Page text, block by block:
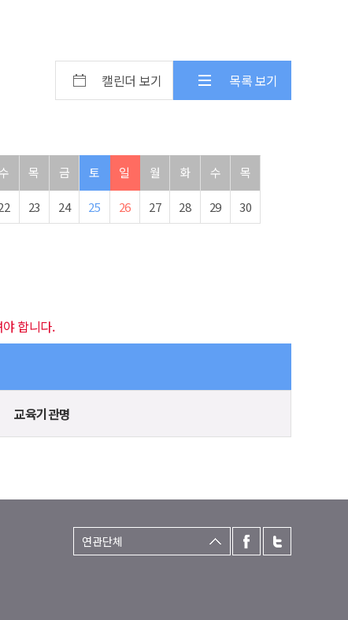
캘린더 보기 목록 보기
목 금 토 일 월 화 수 목
23 24 25 26 27 28 29 30
합니다.
교육기관명